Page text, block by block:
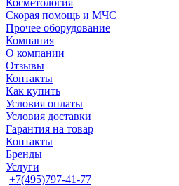
Косметология
Скорая помощь и МЧС
Прочее оборудование
Компания
О компании
Отзывы
Контакты
Как купить
Условия оплаты
Условия доставки
Гарантия на товар
Контакты
Бренды
Услуги
+7(495)797-41-77